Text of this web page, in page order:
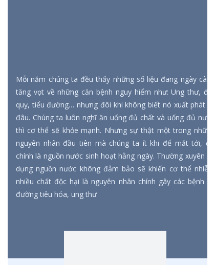
Mỗi năm chúng ta đều thấy những số liệu đang ngày càng
tăng vọt về những căn bệnh nguy hiểm như: Ung thư, đột
quỵ, tiểu đường… nhưng đôi khi không biết nó xuất phát từ
đâu. Chúng ta luôn nghĩ ăn uống đủ chất và uống đủ nước
thì cơ thể sẽ khỏe mạnh. Nhưng sự thật một trong những
nguyên nhân đầu tiên mà chúng ta ít khi để mắt tới, đó
chính là nguồn nước sinh hoạt hằng ngày. Thường xuyên sử
dụng nguồn nước không đảm bảo sẽ khiến cơ thể nhiễm
nhiều chất độc hại là nguyên nhân chính gây các bệnh về
đường tiêu hóa, ung thư